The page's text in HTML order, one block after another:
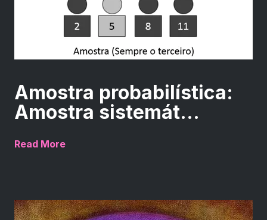
Amostra probabilística:
Amostra sistemát...
Read More